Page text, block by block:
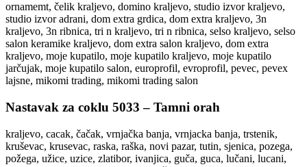
ornamemt, čelik kraljevo, domino kraljevo, studio izvor kraljevo,
studio izvor adrani, dom extra grdica, dom extra kraljevo, 3n
kraljevo, 3n ribnica, tri n kraljevo, tri n ribnica, selso kraljevo, selso
salon keramike kraljevo, dom extra salon kraljevo, dom extra
kraljevo, moje kupatilo, moje kupatilo kraljevo, moje kupatilo
jarčujak, moje kupatilo salon, europrofil, evroprofil, pevec, pevex
lajsne, mikomi trading, mikomi trading salon
Nastavak za coklu 5033 – Tamni orah
kraljevo, cacak, čačak, vrnjačka banja, vrnjacka banja, trstenik,
kruševac, krusevac, raska, raška, novi pazar, tutin, sjenica, pozega,
požega, užice, uzice, zlatibor, ivanjica, guča, guca, lučani, lucani,